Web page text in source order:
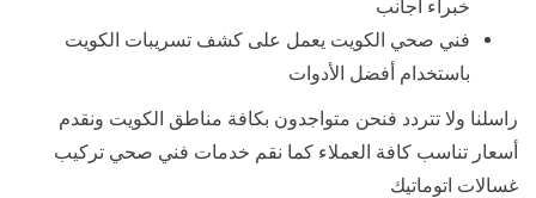
خبراء أجانب
فني صحي الكويت يعمل على كشف تسريبات الكويت
باستخدام أفضل الأدوات
راسلنا ولا تتردد فنحن متواجدون بكافة مناطق الكويت ونقدم
أسعار تناسب كافة العملاء كما نقم خدمات فني صحي تركيب
غسالات اتوماتيك